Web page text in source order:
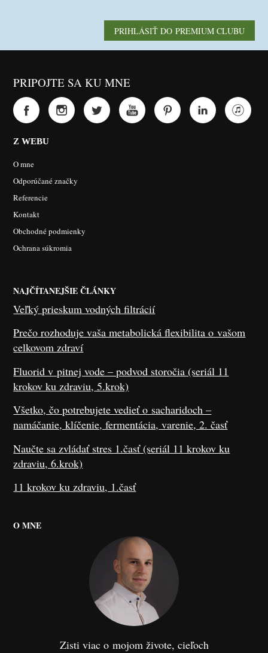
PRIHLÁSIŤ DO PREMIUM CLUBU
PRIPOJTE SA KU MNE
Z WEBU
O mne
Odporúčané značky
Referencie
Kontakt
Obchodné podmienky
Ochrana súkromia
NAJČÍTANEJŠIE ČLÁNKY
Veľký prieskum vodných filtrácií
Prečo rozhoduje vaša metabolická flexibilita o vašom
celkovom zdraví
Fluorid v pitnej vode – podvod storočia (seriál 11
krokov ku zdraviu, 5.krok)
Všetko, čo potrebujete vedieť o sacharidoch –
namáčanie, klíčenie, fermentácia, varenie, 2. časť
Naučte sa zvládať stres 1.časť (seriál 11 krokov ku
zdraviu, 6.krok)
11 krokov ku zdraviu, 1.časť
O MNE
Zisti viac o mojom živote, cieľoch